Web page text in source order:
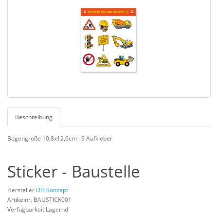
Beschreibung
Bogengröße 10,8x12,6cm · 9 Aufkleber
Sticker - Baustelle
Hersteller DH Konzept
Artikelnr. BAUSTICK001
Verfügbarkeit Lagernd